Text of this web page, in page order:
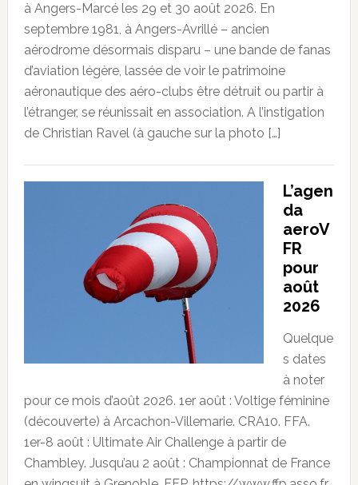
à Angers-Marcé les 29 et 30 août 2026. En
septembre 1981, à Angers-Avrillé – ancien
aérodrome désormais disparu – une bande de fanas
d’aviation légère, lassée de voir le patrimoine
aéronautique des aéro-clubs être détruit ou partir à
l’étranger, se réunissait en association. A l’instigation
de Christian Ravel (à gauche sur la photo […]
L’agen
da
aeroV
FR
pour
août
2026
Quelque
s dates
à noter
pour ce mois d’août 2026. 1er août : Voltige féminine
(découverte) à Arcachon-Villemarie. CRA10. FFA.
1er-8 août : Ultimate Air Challenge à partir de
Chambley. Jusqu’au 2 août : Championnat de France